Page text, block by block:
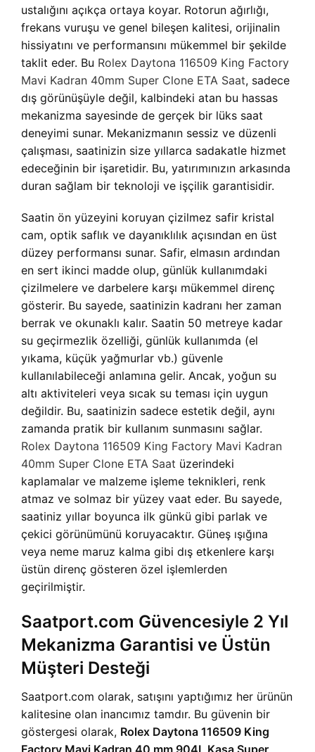
ustalığını açıkça ortaya koyar. Rotorun ağırlığı,
frekans vuruşu ve genel bileşen kalitesi, orijinalin
hissiyatını ve performansını mükemmel bir şekilde
taklit eder. Bu Rolex Daytona 116509 King Factory
Mavi Kadran 40mm Super Clone ETA Saat, sadece
dış görünüşüyle değil, kalbindeki atan bu hassas
mekanizma sayesinde de gerçek bir lüks saat
deneyimi sunar. Mekanizmanın sessiz ve düzenli
çalışması, saatinizin size yıllarca sadakatle hizmet
edeceğinin bir işaretidir. Bu, yatırımınızın arkasında
duran sağlam bir teknoloji ve işçilik garantisidir.
Saatin ön yüzeyini koruyan çizilmez safir kristal
cam, optik saflık ve dayanıklılık açısından en üst
düzey performansı sunar. Safir, elmasın ardından
en sert ikinci madde olup, günlük kullanımdaki
çizilmelere ve darbelere karşı mükemmel direnç
gösterir. Bu sayede, saatinizin kadranı her zaman
berrak ve okunaklı kalır. Saatin 50 metreye kadar
su geçirmezlik özelliği, günlük kullanımda (el
yıkama, küçük yağmurlar vb.) güvenle
kullanılabileceği anlamına gelir. Ancak, yoğun su
altı aktiviteleri veya sıcak su teması için uygun
değildir. Bu, saatinizin sadece estetik değil, aynı
zamanda pratik bir kullanım sunmasını sağlar.
Rolex Daytona 116509 King Factory Mavi Kadran
40mm Super Clone ETA Saat üzerindeki
kaplamalar ve malzeme işleme teknikleri, renk
atmaz ve solmaz bir yüzey vaat eder. Bu sayede,
saatiniz yıllar boyunca ilk günkü gibi parlak ve
çekici görünümünü koruyacaktır. Güneş ışığına
veya neme maruz kalma gibi dış etkenlere karşı
üstün direnç gösteren özel işlemlerden
geçirilmiştir.
Saatport.com Güvencesiyle 2 Yıl
Mekanizma Garantisi ve Üstün
Müşteri Desteği
Saatport.com olarak, satışını yaptığımız her ürünün
kalitesine olan inancımız tamdır. Bu güvenin bir
göstergesi olarak, Rolex Daytona 116509 King
Factory Mavi Kadran 40 mm 904L Kasa Super